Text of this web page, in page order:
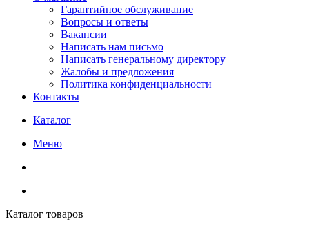
Гарантийное обслуживание
Вопросы и ответы
Вакансии
Написать нам письмо
Написать генеральному директору
Жалобы и предложения
Политика конфиденциальности
Контакты
Каталог
Меню
Каталог товаров